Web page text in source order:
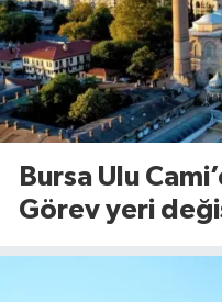
Bursa Ulu
Görev yeri